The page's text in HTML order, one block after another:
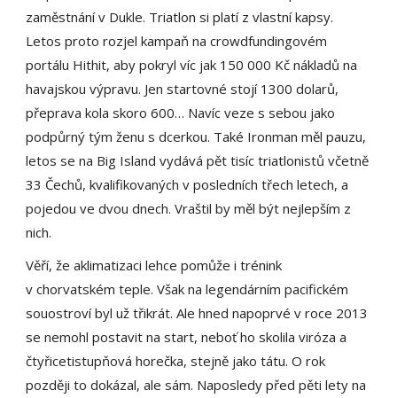
zaměstnání v Dukle. Triatlon si platí z vlastní kapsy.
Letos proto rozjel kampaň na crowdfundingovém
portálu Hithit, aby pokryl víc jak 150 000 Kč nákladů na
havajskou výpravu. Jen startovné stojí 1300 dolarů,
přeprava kola skoro 600… Navíc veze s sebou jako
podpůrný tým ženu s dcerkou. Také Ironman měl pauzu,
letos se na Big Island vydává pět tisíc triatlonistů včetně
33 Čechů, kvalifikovaných v posledních třech letech, a
pojedou ve dvou dnech. Vraštil by měl být nejlepším z
nich.
Věří, že aklimatizaci lehce pomůže i trénink
v chorvatském teple. Však na legendárním pacifickém
souostroví byl už třikrát. Ale hned napoprvé v roce 2013
se nemohl postavit na start, neboť ho skolila viróza a
čtyřicetistupňová horečka, stejně jako tátu. O rok
později to dokázal, ale sám. Naposledy před pěti lety na